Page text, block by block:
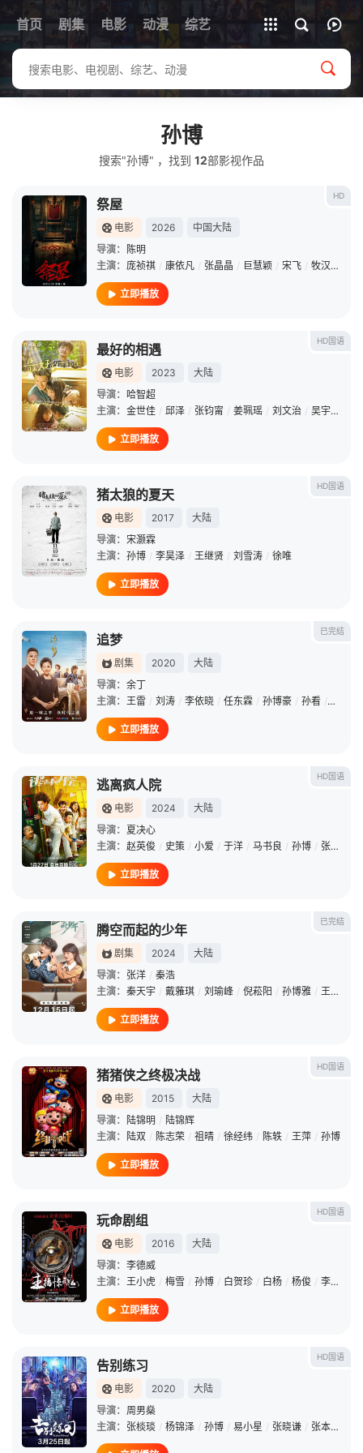
首页 剧集 电影 动漫 综艺
全部影片
孙博
搜索"孙博" ，找到 12部影视作品
HD
祭屋
电影 2026
中国大陆
导演：
陈明
主演： 庞祯祺 / 康依凡 / 张晶晶 / 巨慧颖 / 宋飞 / 牧汉彧
立即播放
HD国语
最好的相遇
电影 2023
大陆
导演： 哈智超
主演： 金世佳 / 邱泽 / 张钧甯 / 姜珮瑶 / 刘文治 / 吴宇恒
立即播放
HD国语
猪太狼的夏天
电影 2017
大陆
导演： 宋灏霖
主演： 孙博 / 李昊泽 / 王继贤 / 刘雪涛 / 徐唯
立即播放
已完结
追梦
剧集 2020
大陆
导演： 余丁
主演： 王雷 / 刘涛 / 李依晓 / 任东霖 / 孙博豪 / 孙看 / 彭豆豆
立即播放
HD国语
逃离疯人院
电影 2024
大陆
导演： 夏决心
主演： 赵英俊 / 史策 / 小爱 / 于洋 / 马书良 / 孙博 / 张尧
立即播放
已完结
腾空而起的少年
剧集 2024
大陆
导演： 张洋 / 秦浩
主演： 秦天宇 / 戴蕥琪 / 刘瑜峰 / 倪菘阳 / 孙博雅 / 王人可
立即播放
HD国语
猪猪侠之终极决战
电影 2015
大陆
导演：
陆锦明 / 陆锦辉
主演：
陆双 / 陈志荣 / 祖晴 / 徐经纬 / 陈轶 / 王萍 / 孙博
立即播放
HD国语
玩命剧组
电影 2016
大陆
导演： 李德威
主演： 王小虎 / 梅雪 / 孙博 / 白贺珍 / 白杨 / 杨俊 / 李素云
立即播放
HD国语
告别练习
电影 2020
大陆
导演： 周男燊
主演： 张棪琰 / 杨锦泽 / 孙博 / 易小星 / 张晓谦 / 张本煜